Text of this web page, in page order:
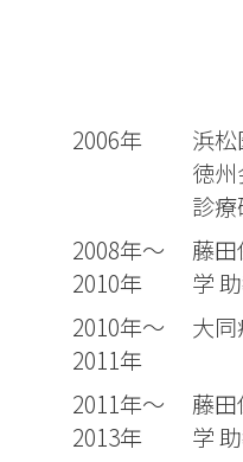
2006年
浜
徳
診
2008年～
2010年
藤
学
2010年～
2011年
大
2011年～
2013年
藤
学